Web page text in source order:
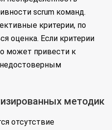
scrum команд.
критерии, по
оценка. Если критерии
может привести к
методик
отсутствие